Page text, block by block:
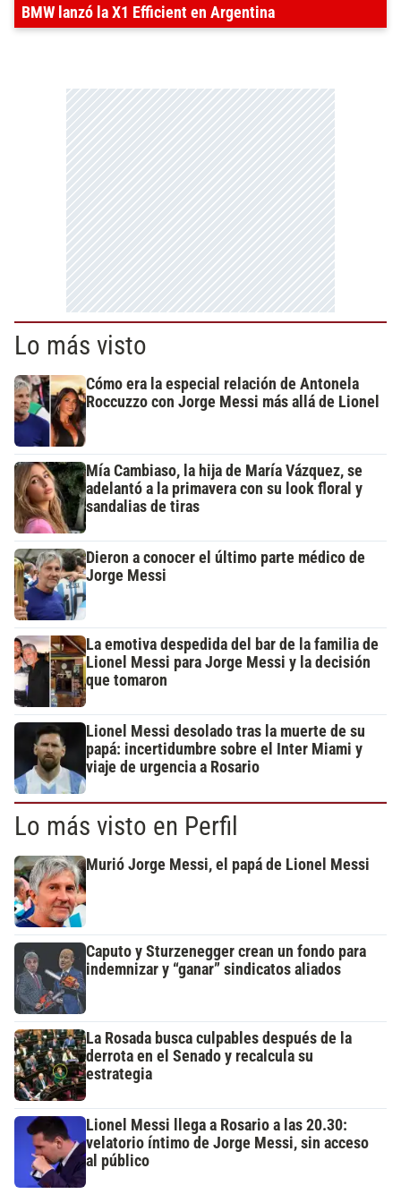
BMW lanzó la X1 Efficient en Argentina
Lo más visto
Cómo era la especial relación de Antonela
Roccuzzo con Jorge Messi más allá de Lionel
Mía Cambiaso, la hija de María Vázquez, se
adelantó a la primavera con su look floral y
sandalias de tiras
Dieron a conocer el último parte médico de
Jorge Messi
La emotiva despedida del bar de la familia de
Lionel Messi para Jorge Messi y la decisión
que tomaron
Lionel Messi desolado tras la muerte de su
papá: incertidumbre sobre el Inter Miami y
viaje de urgencia a Rosario
Lo más visto en Perfil
Murió Jorge Messi, el papá de Lionel Messi
Caputo y Sturzenegger crean un fondo para
indemnizar y “ganar” sindicatos aliados
La Rosada busca culpables después de la
derrota en el Senado y recalcula su
estrategia
Lionel Messi llega a Rosario a las 20.30:
velatorio íntimo de Jorge Messi, sin acceso
al público